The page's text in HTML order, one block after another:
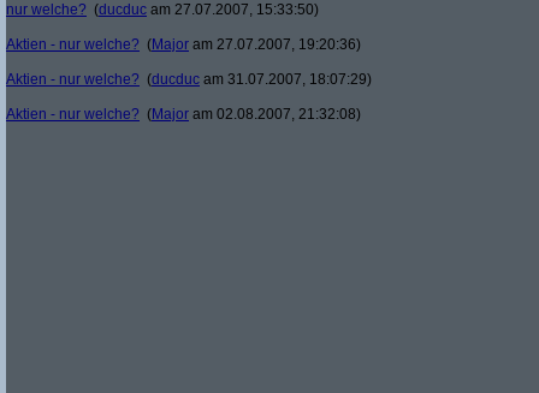
nur welche? (ducduc am 27.07.2007, 15:33:50)
Aktien - nur welche? (Major am 27.07.2007, 19:20:36)
Aktien - nur welche? (ducduc am 31.07.2007, 18:07:29)
Aktien - nur welche? (Major am 02.08.2007, 21:32:08)